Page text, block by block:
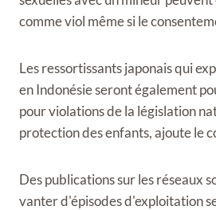
comme viol même si le
Les ressortissants japonais qui
en Indonésie seront également
pour violations de la législation
protection des enfants, ajoute le
Des publications sur les réseaux
vanter d'épisodes d'exploitation